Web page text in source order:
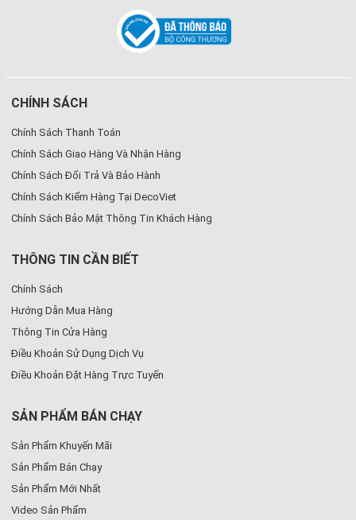
CHÍNH SÁCH
Chính Sách Thanh Toán
Chính Sách Giao Hàng Và Nhận Hàng
Chính Sách Đổi Trả Và Bảo Hành
Chính Sách Kiểm Hàng Tại DecoViet
Chính Sách Bảo Mật Thông Tin Khách Hàng
THÔNG TIN CẦN BIẾT
Chính Sách
Hướng Dẫn Mua Hàng
Thông Tin Cửa Hàng
Điều Khoản Sử Dụng Dịch Vụ
Điều Khoản Đặt Hàng Trực Tuyến
SẢN PHẨM BÁN CHẠY
Sản Phẩm Khuyến Mãi
Sản Phẩm Bán Chạy
Sản Phẩm Mới Nhất
Video Sản Phẩm